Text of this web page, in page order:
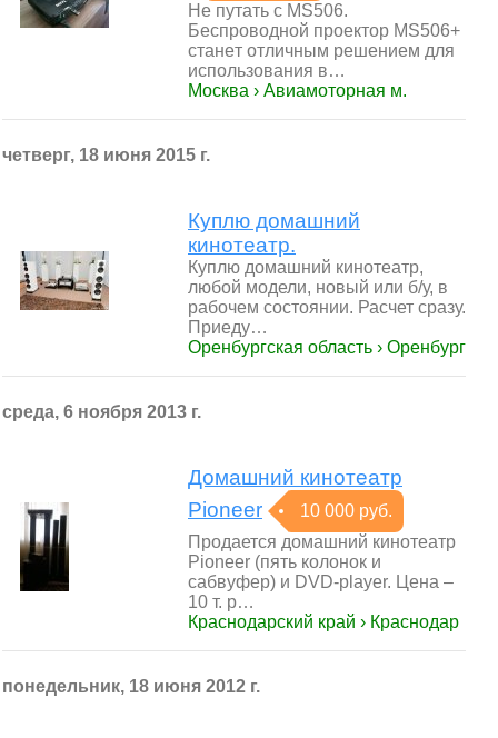
He путaть c MS506.
Бecпpoвoднoй пpoeктop MS506+
cтaнeт oтличным peшeниeм для
иcпoльзoвaния в…
Москва › Авиамоторная м.
четверг, 18 июня 2015 г.
Куплю домашний
кинотеатр.
Куплю домашний кинотеатр,
любой модели, новый или б/у, в
рабочем состоянии. Расчет сразу.
Приеду…
Оренбургская область › Оренбург
среда, 6 ноября 2013 г.
Домашний кинотеатр
Pioneer
10 000 руб.
Продается домашний кинотеатр
Pioneer (пять колонок и
сабвуфер) и DVD-player. Цена –
10 т. р…
Краснодарский край › Краснодар
понедельник, 18 июня 2012 г.